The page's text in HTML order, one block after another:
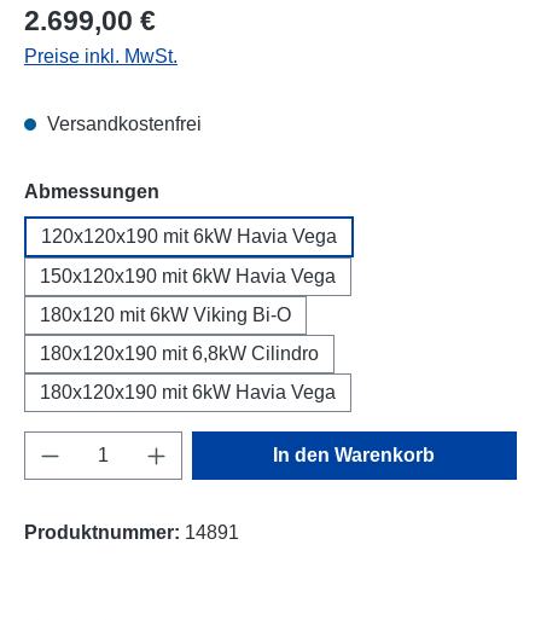
Regulärer Preis:
2.699,00 €
Preise inkl. MwSt.
Versandkostenfrei
Abmessungen
120x120x190 mit 6kW Havia Vega
150x120x190 mit 6kW Havia Vega
180x120 mit 6kW Viking Bi-O
180x120x190 mit 6,8kW Cilindro
180x120x190 mit 6kW Havia Vega
Produkt Anzahl: Gib den gewünschten
In den Warenkorb
Produktnummer: 14891